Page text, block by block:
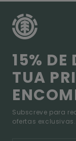
15% DE
TUA
Subscreve para
ofertas exclusivas.